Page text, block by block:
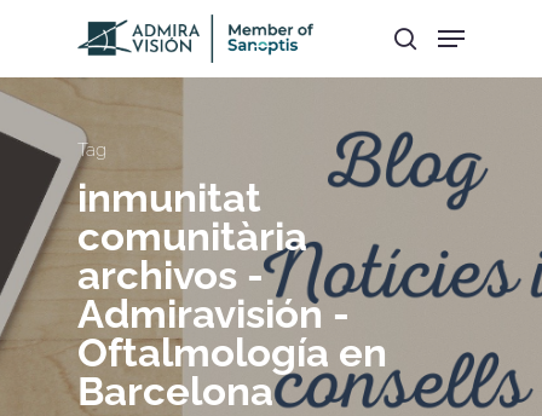
Hit enter to search or ESC to close
Tag
inmunitat
comunitària
archivos -
Admiravisión -
Oftalmología en
Barcelona